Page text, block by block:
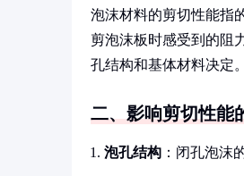
泡沫材料的剪切性能指
剪泡沫板时感受到的阻
孔结构和基体材料决定
二、影响剪切性能
泡孔结构 ：闭孔泡沫